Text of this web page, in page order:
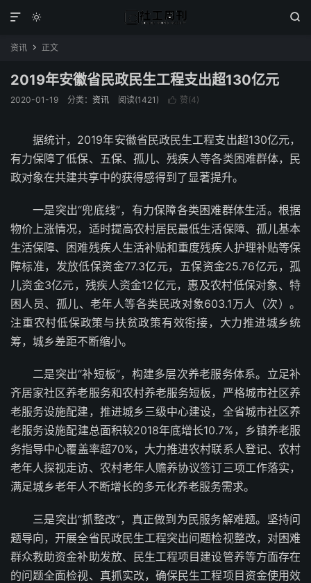
 

资讯  正文
2019年安徽省民政民生工程支出超130亿元
2020-01-19 分类： 资讯 阅读(1421)  赞(4)
据统计，2019年安徽省民政民生工程支出超130亿元，
有力保障了低保、五保、孤儿、残疾人等各类困难群体，民
政对象在共建共享中的获得感得到了显著提升。
一是突出“兜底线”，有力保障各类困难群体生活。根据
物价上涨情况，适时提高农村居民最低生活保障、孤儿基本
生活保障、困难残疾人生活补贴和重度残疾人护理补贴等保
障标准，发放低保资金77.3亿元，五保资金25.76亿元，孤
儿资金3亿元，残疾人资金12亿元，惠及农村低保对象、特
困人员、孤儿、老年人等各类民政对象603.1万人（次）。
注重农村低保政策与扶贫政策有效衔接，大力推进城乡统
筹，城乡差距不断缩小。
二是突出“补短板”，构建多层次养老服务体系。立足补
齐居家社区养老服务和农村养老服务短板，严格城市社区养
老服务设施配建，推进城乡三级中心建设，全省城市社区养
老服务设施配建总面积较2018年底增长10.7%，乡镇养老服
务指导中心覆盖率超70%，大力推进农村联系人登记、农村
老年人探视走访、农村老年人赡养协议签订三项工作落实，
满足城乡老年人不断增长的多元化养老服务需求。
三是突出“抓整改”，真正做到为民服务解难题。坚持问
题导向，开展全省民政民生工程突出问题检视整改，对困难
群众救助资金补助发放、民生工程项目建设管养等方面存在
的问题全面检视、真抓实改，确保民生工程项目资金使用效